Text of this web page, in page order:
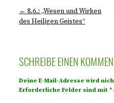
← 8.6.: „Wesen und Wirken
des Heiligen Geistes“
SCHREIBE EINEN
Deine E-Mail-Adresse wird
Erforderliche Felder sind mit *